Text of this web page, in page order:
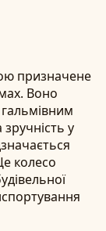
призначене
Воно
у
колесо